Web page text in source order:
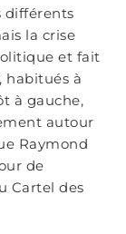
différents
la crise
et fait
habitués à
à gauche,
autour
Raymond
de
Cartel des